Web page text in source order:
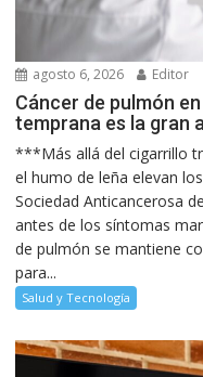
agosto 6, 2026 Editor
Cáncer de pulmón
temprana es la gran
***Más allá del cigarrillo
el humo de leña elevan
Sociedad Anticancerosa
antes de los síntomas
de pulmón se mantiene
para...
Salud y Tecnología